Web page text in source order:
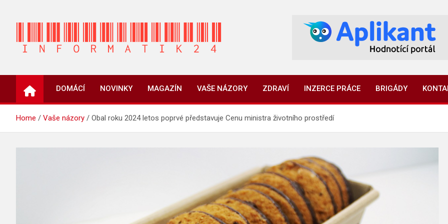
DOMÁCÍ NOVINKY MAGAZÍN VAŠE NÁZORY ZDRAVÍ INZERCE PRÁCE BRIGÁDY
Home Vaše názory Obal roku 2024 letos poprvé představuje Cenu ministra životního prostředí